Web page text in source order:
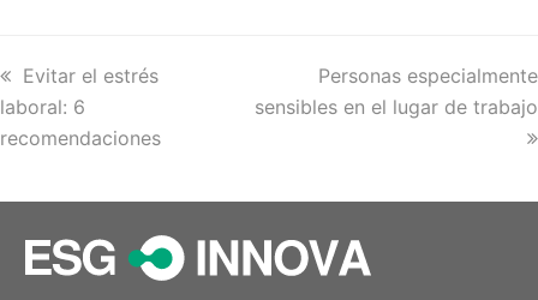
previous
post:
Evitar el estrés
laboral: 6
recomendaciones
next
post:
Personas especialmente
sensibles en el lugar de trabajo